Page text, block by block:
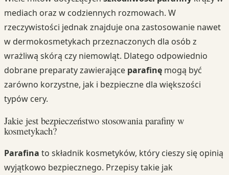
mediach oraz w codziennych rozmowach. W
rzeczywistości jednak znajduje ona zastosowanie nawet
w dermokosmetykach przeznaczonych dla osób z
wrażliwą skórą czy niemowląt. Dlatego odpowiednio
dobrane preparaty zawierające parafinę mogą być
zarówno korzystne, jak i bezpieczne dla większości
typów cery.
Jakie jest bezpieczeństwo stosowania parafiny w
kosmetykach?
Parafina to składnik kosmetyków, który cieszy się opinią
wyjątkowo bezpiecznego. Przepisy takie jak